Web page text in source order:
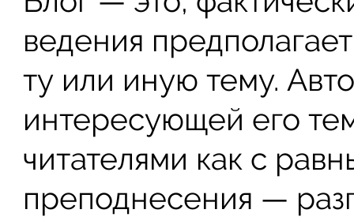
ведения
ту или иную тему.
интересующей его
читателями как с
преподнесения —